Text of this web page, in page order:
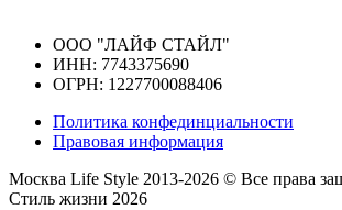
ООО "ЛАЙФ СТАЙЛ"
ИНН: 7743375690
ОГРН: 1227700088406
Политика конфединциальности
Правовая информация
Москва Life Style 2013-2026 © Все права
Стиль жизни 2026